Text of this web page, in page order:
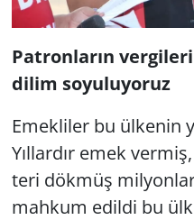
Patronların
dilim soyuluyoruz
Emekliler bu ülkenin
Yıllardır emek
teri dökmüş
mahkum edildi bu